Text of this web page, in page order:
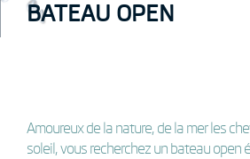
BATEAU OPEN
Amoureux de la nature, de la mer les
soleil, vous recherchez un bateau open